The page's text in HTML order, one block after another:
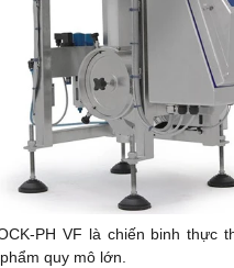
PH VF là chiến binh thực
quy mô lớn.